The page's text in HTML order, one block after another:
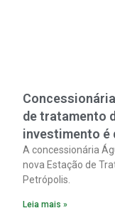
de tratamento
investimento é
A concessionária
nova Estação de
Petrópolis.
Leia mais »